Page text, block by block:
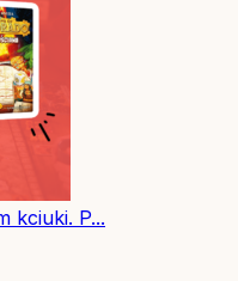
kciuki. P...